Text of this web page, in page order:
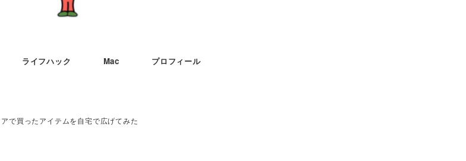
ライフハック Mac プロフィール
で買ったアイテムを自宅で広げてみた